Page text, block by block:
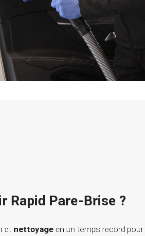
Rapid Pare-Brise ?
et nettoyage en un temps record